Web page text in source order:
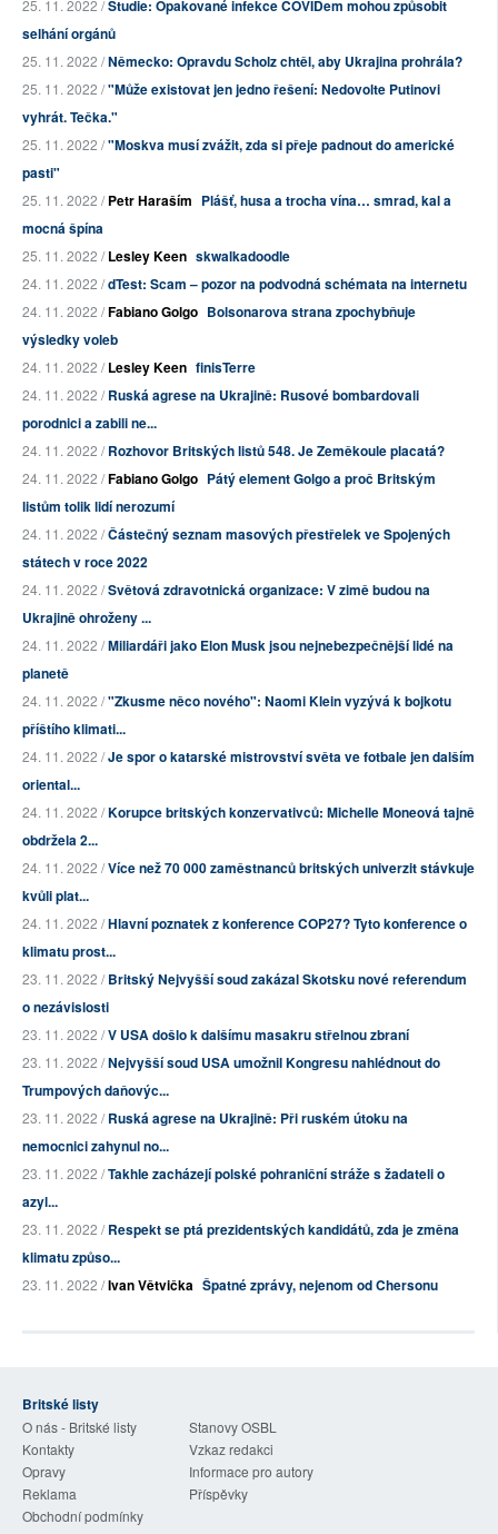
25. 11. 2022 /Studie: Opakované infekce COVIDem mohou způsobit
selhání orgánů
25. 11. 2022 /Německo: Opravdu Scholz chtěl, aby Ukrajina prohrála?
25. 11. 2022 /"Může existovat jen jedno řešení: Nedovolte Putinovi
vyhrát. Tečka."
25. 11. 2022 /"Moskva musí zvážit, zda si přeje padnout do americké
pasti"
25. 11. 2022 /Petr Haraším Plášť, husa a trocha vína… smrad, kal a
mocná špína
25. 11. 2022 /Lesley Keen skwalkadoodle
24. 11. 2022 /dTest: Scam – pozor na podvodná schémata na internetu
24. 11. 2022 /Fabiano Golgo Bolsonarova strana zpochybňuje
výsledky voleb
24. 11. 2022 /Lesley Keen finisTerre
24. 11. 2022 /Ruská agrese na Ukrajině: Rusové bombardovali
porodnici a zabili ne...
24. 11. 2022 /Rozhovor Britských listů 548. Je Zeměkoule placatá?
24. 11. 2022 /Fabiano Golgo Pátý element Golgo a proč Britským
listům tolik lidí nerozumí
24. 11. 2022 /Částečný seznam masových přestřelek ve Spojených
státech v roce 2022
24. 11. 2022 /Světová zdravotnická organizace: V zimě budou na
Ukrajině ohroženy ...
24. 11. 2022 /Miliardáři jako Elon Musk jsou nejnebezpečnější lidé na
planetě
24. 11. 2022 /"Zkusme něco nového": Naomi Klein vyzývá k bojkotu
příštího klimati...
24. 11. 2022 /Je spor o katarské mistrovství světa ve fotbale jen dalším
oriental...
24. 11. 2022 /Korupce britských konzervativců: Michelle Moneová tajně
obdržela 2...
24. 11. 2022 /Více než 70 000 zaměstnanců britských univerzit stávkuje
kvůli plat...
24. 11. 2022 /Hlavní poznatek z konference COP27? Tyto konference o
klimatu prost...
23. 11. 2022 /Britský Nejvyšší soud zakázal Skotsku nové referendum
o nezávislosti
23. 11. 2022 /V USA došlo k dalšímu masakru střelnou zbraní
23. 11. 2022 /Nejvyšší soud USA umožnil Kongresu nahlédnout do
Trumpových daňovýc...
23. 11. 2022 /Ruská agrese na Ukrajině: Při ruském útoku na
nemocnici zahynul no...
23. 11. 2022 /Takhle zacházejí polské pohraniční stráže s žadateli o
azyl...
23. 11. 2022 /Respekt se ptá prezidentských kandidátů, zda je změna
klimatu způso...
23. 11. 2022 /Ivan Větvička Špatné zprávy, nejenom od Chersonu
Britské listy
O nás - Britské listy
Stanovy OSBL
Kontakty
Vzkaz redakci
Opravy
Informace pro autory
Reklama
Příspěvky
Obchodní podmínky